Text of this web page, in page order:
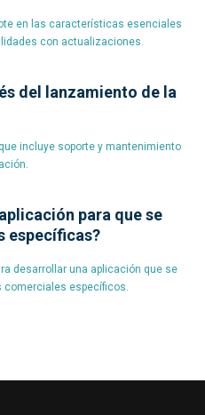
en las características esenciales
con actualizaciones.
del lanzamiento de la
incluye soporte y mantenimiento
para que se
específicas?
desarrollar una aplicación que se
comerciales específicos.